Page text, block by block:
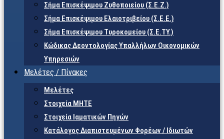
Σήμα Επισκέψιμου Ζυθοποιείου (Σ.Ε.Ζ.)
Σήμα Επισκέψιμου Ελαιοτριβείου (Σ.Ε.Ε.)
Σήμα Επισκέψιμου Τυροκομείου (Σ.Ε.TY.)
Κώδικας Δεοντολογίας Υπαλλήλων Οικονομικών
Υπηρεσιών
Μελέτες / Πίνακες
Μελέτες
Στοιχεία ΜΗΤΕ
Στοιχεία Ιαματικών Πηγών
Κατάλογος Διαπιστευμένων Φορέων / Ιδιωτών